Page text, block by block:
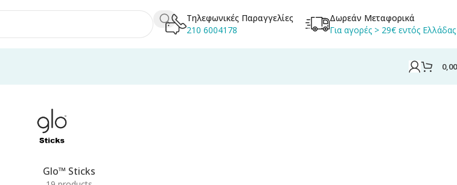
Τηλεφωνικές Παραγγελίες
210 6004178
Δωρεάν Μεταφορικά
Για αγορές > 29€ εντός
Glo™ Sticks